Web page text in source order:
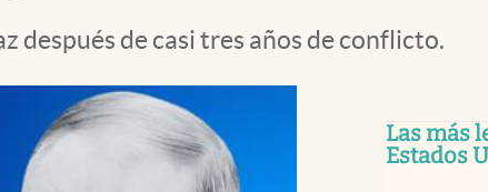
después de casi tres años de conflicto.
Las más
Estados